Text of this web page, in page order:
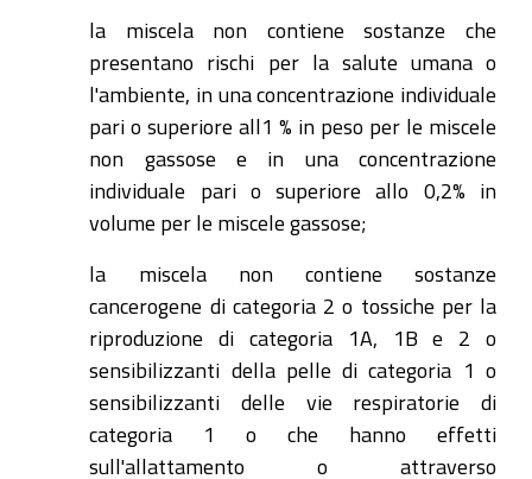
la miscela non contiene sostanze che
presentano rischi per la salute umana o
l'ambiente, in una concentrazione individuale
pari o superiore all1 % in peso per le miscele
non gassose e in una concentrazione
individuale pari o superiore allo 0,2% in
volume per le miscele gassose;
la miscela non contiene sostanze
cancerogene di categoria 2 o tossiche per la
riproduzione di categoria 1A, 1B e 2 o
sensibilizzanti della pelle di categoria 1 o
sensibilizzanti delle vie respiratorie di
categoria 1 o che hanno effetti
sull'allattamento o attraverso